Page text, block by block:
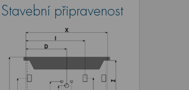
Stavební připravenost